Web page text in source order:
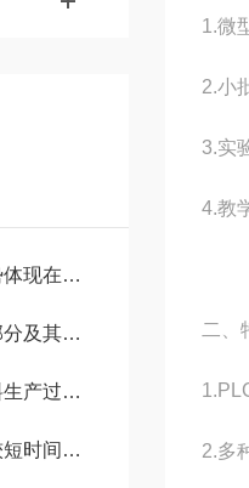
方面？
其作用
的作用
料均匀混合
1.微
2.小
3.实
4.教
二、
2.多